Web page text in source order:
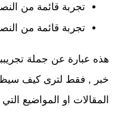
تجربة قائمة من
تجربة قائمة من
هذه عبارة عن جملة
خبر , فقط لترى كيف
المقالات او المواضيع